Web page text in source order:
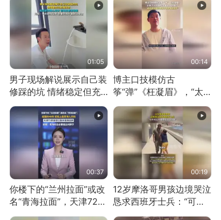
01:05
男子现场解说展示自己装
修踩的坑 情绪稳定但充
满无奈 每处都有精心设
计 但每处都有瑕疵 网
友：一开始我没笑 但看
到洗手盆我没绷住
00:14
博主口技模仿古
筝“弹”《枉凝眉》，“太
像了～你是吃古筝长大的
吗？”“或将成为首位考级
不带古筝的选手。”（来
源：新华每日电讯）
00:37
你楼下的“兰州拉面”或改
名“青海拉面”，天津72家
面馆已集体更换招牌
00:19
12岁摩洛哥男孩边境哭泣
恳求西班牙士兵：“可不
可以不要把我遣返回国”